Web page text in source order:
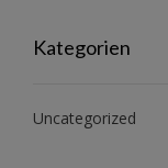
Kategorien
Uncategorized